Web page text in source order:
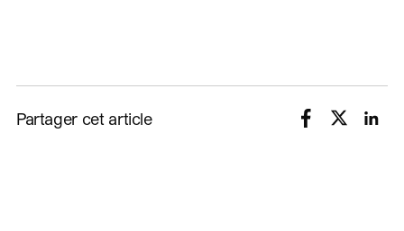
Partager cet article